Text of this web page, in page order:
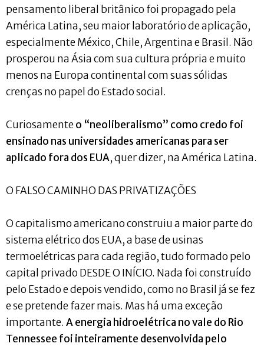
pensamento liberal britânico foi propagado pela
América Latina, seu maior laboratório de aplicação,
especialmente México, Chile, Argentina e Brasil. Não
prosperou na Ásia com sua cultura própria e muito
menos na Europa continental com suas sólidas
crenças no papel do Estado social.
Curiosamenteo “neoliberalismo” como credo foi
ensinado nas universidades americanas para ser
aplicado fora dos EUA, quer dizer, na América Latina.
O FALSO CAMINHO DAS PRIVATIZAÇÕES
O capitalismo americano construiu a maior parte do
sistema elétrico dos EUA, a base de usinas
termoelétricas para cada região, tudo formado pelo
capital privado DESDE O INÍCIO. Nada foi construído
pelo Estado e depois vendido, como no Brasil já se fez
e se pretende fazer mais. Mas há uma exceção
importante. A energia hidroelétrica no vale do Rio
Tennessee foi inteiramente desenvolvida pelo